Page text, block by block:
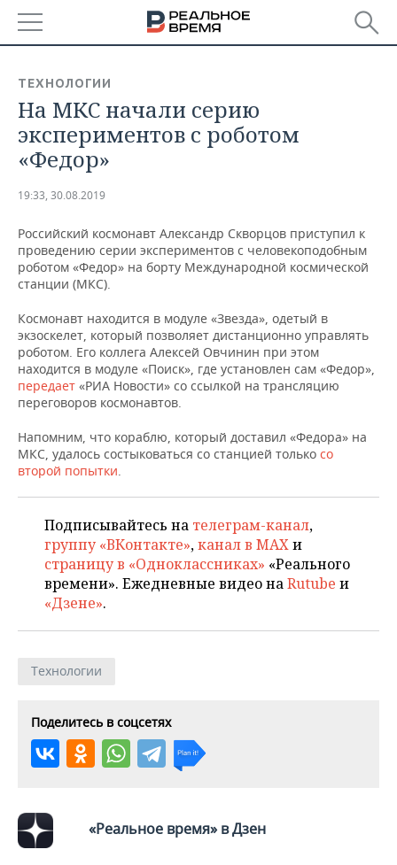
БАШКОРТОСТАН
ТАТАРСТАН
НОВОСТИ
АНАЛИТИКА
ДЕКЛАРАЦИИ О ДОХОДАХ
КОРОЛИ ГОСЗАКАЗА ПФО
КОМУ ПРИНАДЛЕЖАТ
ТОРГОВЫЕ ЦЕНТРЫ
ТАТАРСТАНА
НОВОСТИ ЭКОНОМИКИ
ФИНАНСЫ
БЮДЖЕТ
ИНВЕСТИЦИИ
ПРОМЫШЛЕННОСТЬ
НОВОСТИ
ПРОМЫШЛЕННОСТИ
АГРОПРОМ
МАШИНОСТРОЕНИЕ
НЕФТЕХИМИЯ
НЕФТЬ
ОПК
ЭНЕРГЕТИКА
НЕДВИЖИМОСТЬ
НОВОСТИ АВТО
БИЗНЕС
НОВОСТИ БИЗНЕСА
РОЗНИЧНАЯ ТОРГОВЛЯ
ТРАНСПОРТ
ТЕХНОЛОГИИ
НОВОСТИ ТЕХНОЛОГИЙ
IT
ТЕЛЕКОММУНИКАЦИИ
МЕРОПРИЯТИЯ
НОВОСТИ МЕРОПРИЯТИЙ
БИЗНЕС-БРАНЧИ
ONLINE-КОНФЕРЕНЦИИ
ОТКРЫТАЯ ЛЕКЦИЯ
СПОРТ
ФУТБОЛ
ХОККЕЙ
БАСКЕТБОЛ
ВОЛЕЙБОЛ
КИБЕРСПОРТ
ФИГУРНОЕ КАТАНИЕ
ХОККЕЙ С МЯЧОМ
НОВОСТИ ОБЩЕСТВА
ВЛАСТЬ
ИНФРАСТРУКТУРА
ИСТОРИЯ
КУЛЬТУРА
МЕДИЦИНА
ПРОИСШЕСТВИЯ
ФОТОГАЛЕРЕЯ
СЮЖЕТЫ
СПРАВОЧНИК
СПИСОК ПЕРСОН
СПИСОК КОМПАНИЙ
ПОЛНАЯ ВЕРСИЯ
ТЕХНОЛОГИИ
На МКС начали серию
экспериментов с роботом
«Федор»
19:33, 30.08.2019
Российский космонавт Александр Скворцов приступил к
проведению серии экспериментов с человекоподобным
роботом «Федор» на борту Международной космической
станции (МКС).
Космонавт находится в модуле «Звезда», одетый в
экзоскелет, который позволяет дистанционно управлять
роботом. Его коллега Алексей Овчинин при этом
находится в модуле «Поиск», где установлен сам «Федор»,
передает «РИА Новости» со ссылкой на трансляцию
переговоров космонавтов.
Напомним, что кораблю, который доставил «Федора» на
МКС, удалось состыковаться со станцией только со
второй попытки.
Подписывайтесь на телеграм-канал,
группу «ВКонтакте»,канал в MAXи
страницу в «Одноклассниках» «Реального
времени». Ежедневные видео наRutube и
«Дзене».
Технологии
Поделитесь в соцсетях
«Реальное время» в Дзен